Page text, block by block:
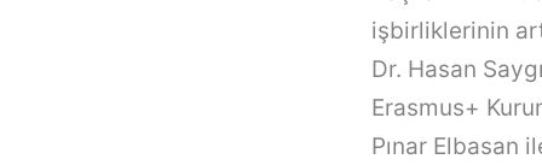
işbirliklerinin
Dr. Hasan
Erasmus+
Pınar Elbasan